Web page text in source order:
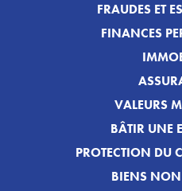
FRAUDES ET
FINANCES
VALEURS
BÂTIR UNE
PROTECTION DU
BIENS NON